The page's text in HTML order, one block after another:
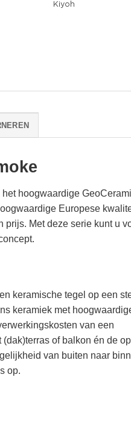
hoogwaardige
Europese
Met deze serie kunt u
keramische tegel op een
keramiek met
van een
of balkon én de
van buiten naar
op.